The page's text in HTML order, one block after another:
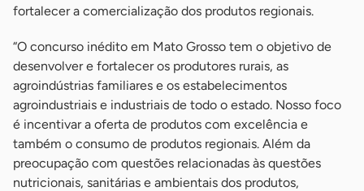
fortalecer a comercialização dos produtos regionais.
“O concurso inédito em Mato Grosso tem o objetivo de
desenvolver e fortalecer os produtores rurais, as
agroindústrias familiares e os estabelecimentos
agroindustriais e industriais de todo o estado. Nosso foco
é incentivar a oferta de produtos com excelência e
também o consumo de produtos regionais. Além da
preocupação com questões relacionadas às questões
nutricionais, sanitárias e ambientais dos produtos,